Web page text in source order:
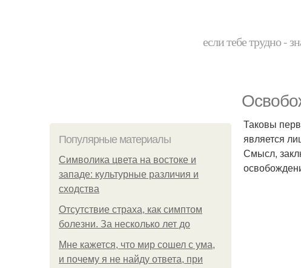
если тебе трудно -
Популярные материалы
Символика цвета на востоке и
западе: культурные различия и
сходства
Отсутствие страха, как симптом
болезни. За несколько лет до
Мне кажется, что мир сошел с ума,
и почему я не найду ответа, при
Таковы
является
Смысл,